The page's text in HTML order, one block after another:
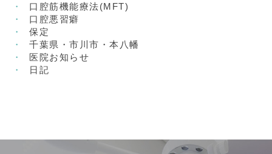
口腔筋機能療法(MFT)
口腔悪習癖
保定
千葉県・市川市・本八幡
医院お知らせ
日記